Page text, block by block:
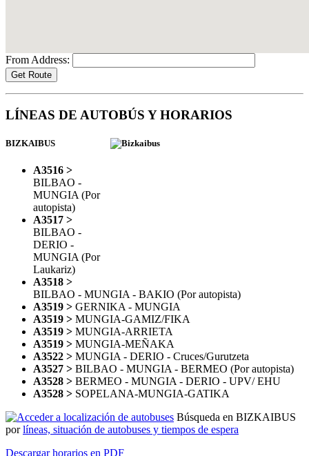
From Address:
LÍNEAS DE AUTOBÚS Y HORARIOS
BIZKAIBUS
A3516 >
BILBAO -
MUNGIA (Por
autopista)
A3517 >
BILBAO -
DERIO -
MUNGIA (Por
Laukariz)
A3518 >
BILBAO - MUNGIA - BAKIO (Por autopista)
A3519 > GERNIKA - MUNGIA
A3519 > MUNGIA-GAMIZ/FIKA
A3519 > MUNGIA-ARRIETA
A3519 > MUNGIA-MEÑAKA
A3522 > MUNGIA - DERIO - Cruces/Gurutzeta
A3527 > BILBAO - MUNGIA - BERMEO (Por autopista)
A3528 > BERMEO - MUNGIA - DERIO - UPV/ EHU
A3528 > SOPELANA-MUNGIA-GATIKA
Búsqueda en BIZKAIBUS
porlíneas, situación de autobuses y tiempos de espera
Descargar horarios en PDF